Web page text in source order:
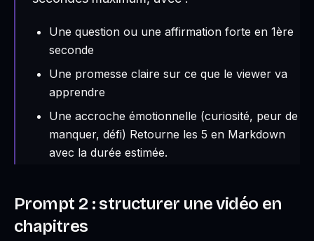
Une question ou une affirmation forte en 1ère
seconde
Une promesse claire sur ce que le viewer va
apprendre
Une accroche émotionnelle (curiosité, peur de
manquer, défi) Retourne les 5 en Markdown
avec la durée estimée.
Prompt 2 : structurer une vidéo en
chapitres